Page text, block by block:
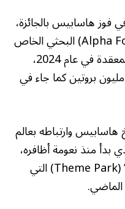
فوز هاسابيس بالجائزة،
إذ استطاع نموذج “ألفا فولد” (Alpha Fold) البحثي الخاص
بالشركة فهم تركيب البروتينات المعقدة في عام 2024،
وتمكن حتى الآن من تحليل 200 مليون بروتين كما جاء في
وارتباطه بعالم
بدأ منذ نعومة أظافره،
إذ طور في صغره لعبة “ثيم بارك” (Theme Park) التي